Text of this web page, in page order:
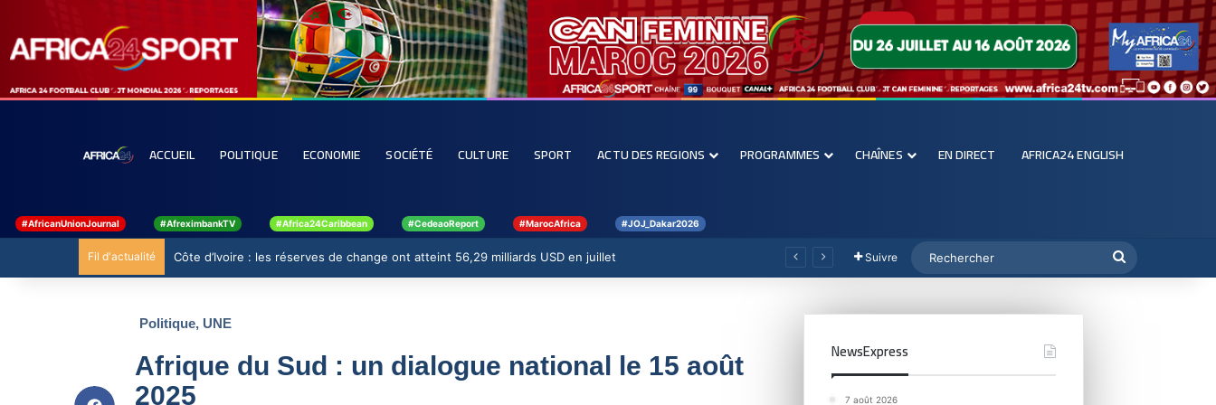
ACCUEIL POLITIQUE ECONOMIE SOCIÉTÉ CULTURE SPORT ACTU DES REGIONS PROGRAMMES CHAÎNES EN DIRECT AFRICA24 ENGLISH
#AfricanUnionJournal #AfreximbankTV #Africa24Caribbean #CedeaoReport #MarocAfrica #JOJ_Dakar2026
Fil d'actualité Côte d’Ivoire : les réserves de change ont atteint 56,29 milliards USD en juillet Suivre
Politique, UNE
Afrique du Sud : un dialogue national le 15 août
2025
NewsExpress
7 août 2026